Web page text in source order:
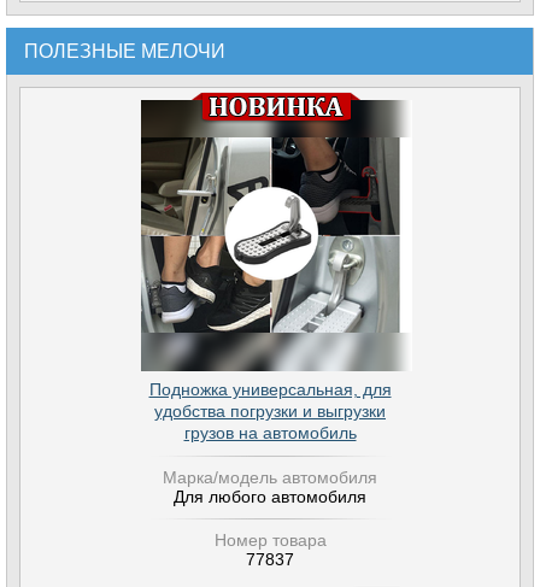
ПОЛЕЗНЫЕ МЕЛОЧИ
Подножка универсальная, для
удобства погрузки и выгрузки
грузов на автомобиль
Марка/модель автомобиля
Для любого автомобиля
Номер товара
77837